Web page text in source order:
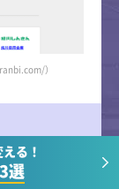
）
る！
選